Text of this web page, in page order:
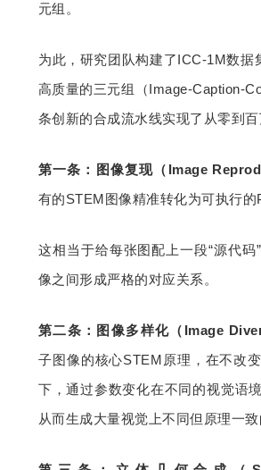
元组。
为此，研究团队构建了ICC-1M数据
高质量的三元组（Image-Caption-
条创新的合成流水线实现了从零到百
第一条：图像复现（Image
有的STEM图像精准转化为可执行的
这相当于给每张图配上一段“源代码
像之间形成严格的对应关系。
第二条：图像多样化（Image
子图像的核心STEM原理，在不改
下，通过参数变化在不同的视觉语
从而生成大量视觉上不同但原理一致